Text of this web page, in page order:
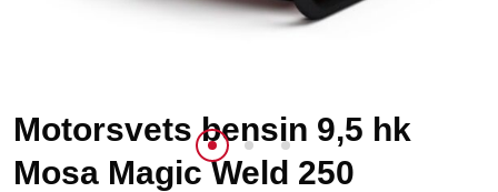
Motorsvets bensin 9,5 hk
Mosa Magic Weld 250